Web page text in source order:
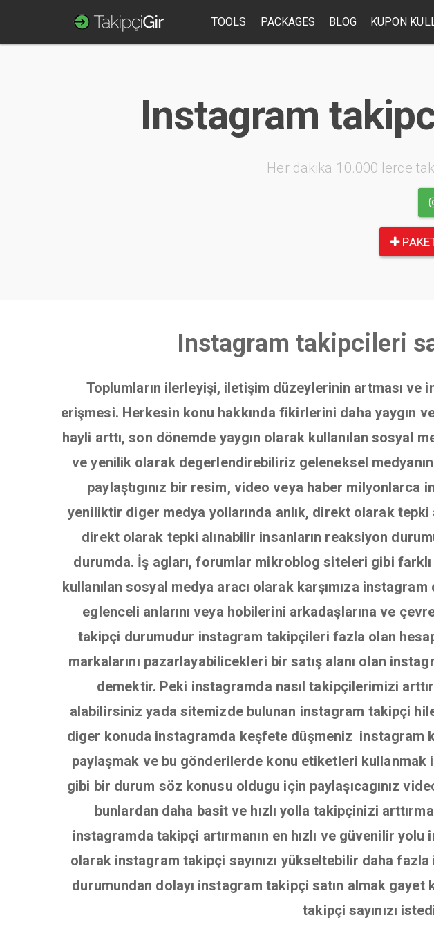
TOOLS PACKAGES BLOG KUPON
Instagram
Her dakika 10.000 lerce
Instagram takipcileri
Toplumların ilerleyişi, iletişim düzeylerinin artması
erişmesi. Herkesin konu hakkında fikirlerini daha yaygın
hayli arttı, son dönemde yaygın olarak kullanılan sosyal
ve yenilik olarak degerlendirebiliriz geleneksel
paylaştıgınız bir resim, video veya haber
yeniliktir diger medya yollarında anlık, direkt olarak
direkt olarak tepki alınabilir insanların reaksiyon
durumda. İş agları, forumlar mikroblog siteleri gibi
kullanılan sosyal medya aracı olarak karşımıza
eglenceli anlarını veya hobilerini arkadaşlarına ve
takipçi durumudur instagram takipçileri fazla olan
markalarını pazarlayabilicekleri bir satış alanı olan
demektir. Peki instagramda nasıl takipçilerimizi
alabilirsiniz yada sitemizde bulunan instagram takipçi
diger konuda instagramda keşfete düşmeniz instagram
paylaşmak ve bu gönderilerde konu etiketleri kullanmak
gibi bir durum söz konusu oldugu için paylaşıcagınız
bunlardan daha basit ve hızlı yolla takipçinizi
instagramda takipçi artırmanın en hızlı ve güvenilir
olarak instagram takipçi sayınızı yükseltebilir daha
durumundan dolayı instagram takipçi satın almak gayet
takipçi sayınızı